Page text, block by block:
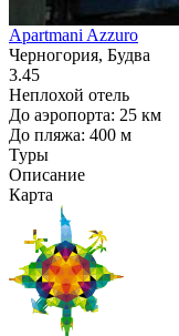
Apartmani Azzuro
Черногория, Будва
3.45
Неплохой отель
До аэропорта: 25 км
До пляжа: 400 м
Туры
Описание
Карта